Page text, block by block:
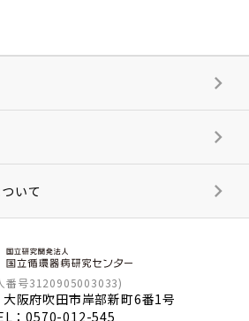
番号3120905003033)
阪府吹田市岸部新町6番1号
：0570-012-545
いて